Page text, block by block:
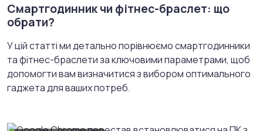
Смартгодинник чи фітнес-браслет: що
обрати?
У цій статті ми детально порівнюємо смартгодинники
та фітнес-браслети за ключовими параметрами, щоб
допомогти вам визначитися з вибором оптимального
гаджета для ваших потреб.